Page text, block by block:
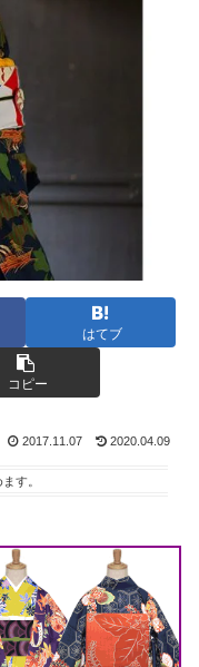
はてブ
コピー
2017.11.07 2020.04.09
す。